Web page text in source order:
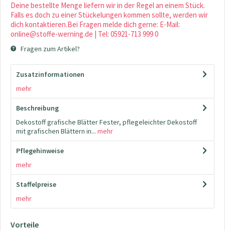
Deine bestellte Menge liefern wir in der Regel an einem Stück.
Falls es doch zu einer Stückelungen kommen sollte, werden wir
dich kontaktieren.Bei Fragen melde dich gerne: E-Mail:
online@stoffe-werning.de | Tel: 05921-713 999 0
Fragen zum Artikel?
Zusatzinformationen
mehr
Beschreibung
Dekostoff grafische Blätter Fester, pflegeleichter Dekostoff
mit grafischen Blättern in... mehr
Pflegehinweise
mehr
Staffelpreise
mehr
Vorteile